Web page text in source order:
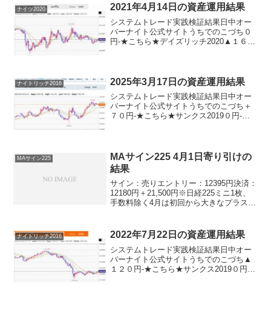
果になっています。
ナイツ2020 2021年4月14日の資産運用結果
システムトレード実践検証結果日中オー
バーナイト公式サイトうちでのこづち０
円-★こちら★デイズリッチ2020▲１６０
ナイトリッチ2016 2025年3月17日の資産運用結果
システムトレード実践検証結果日中オー
バーナイト公式サイトうちでのこづち＋
７０円-★こちら★サンクス2019０円-★
MAサイン225
MAサイン225 4月1日寄り引けの
結果
サイン：売りエントリー：12395円決済：
12180円＋21,500円※日経225ミニ1枚、
手数料除く4月は初回から大きなプラス
ば。。。とは思いませんが、大きな利益
が来る...
ナイトリッチ2016 2022年7月22日の資産運用結果
システムトレード実践検証結果日中オー
バーナイト公式サイトうちでのこづち▲
１２０円-★こちら★サンクス2019０円-